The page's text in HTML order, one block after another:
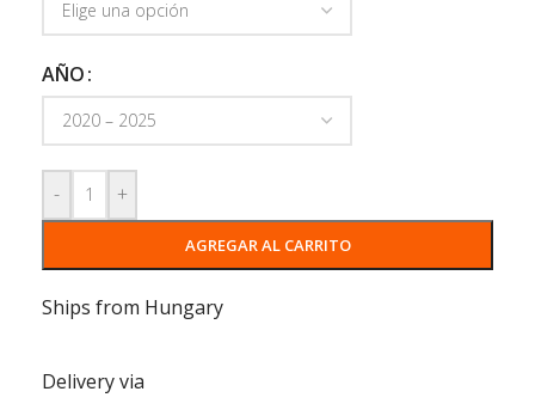
AÑO
- +
AGREGAR AL CARRITO
Ships from Hungary
Delivery via